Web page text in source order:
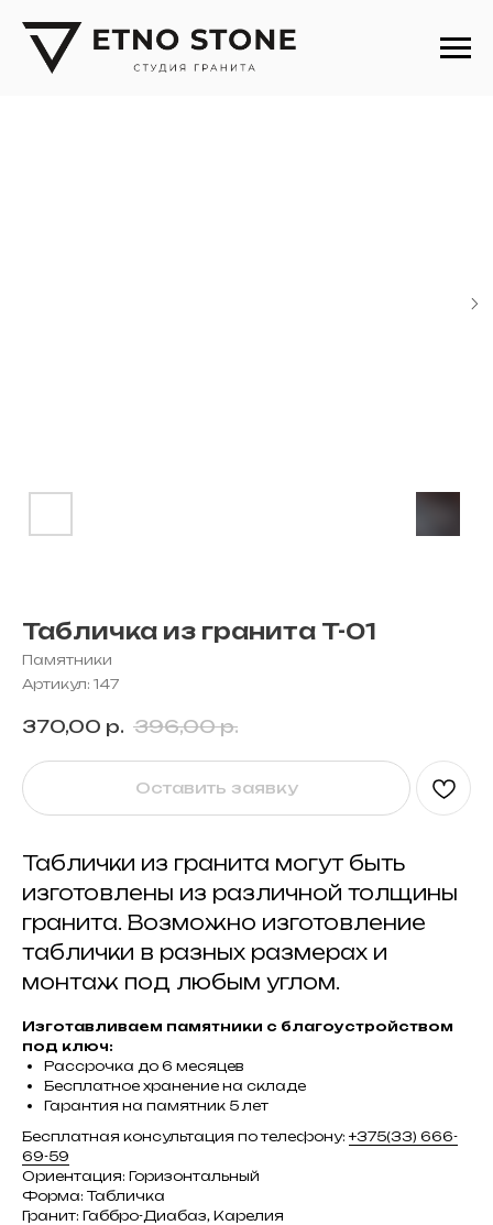
Табличка из гранита T-01
Памятники
Артикул: 147
370,00 р. 396,00 р.
Оставить заявку
Таблички из гранита могут быть
изготовлены из различной толщины
гранита. Возможно изготовление
таблички в разных размерах и
монтаж под любым углом.
Изготавливаем памятники с благоустройством
под ключ:
Рассрочка до 6 месяцев
Бесплатное хранение на складе
Гарантия на памятник 5 лет
Бесплатная консультация по телефону: +375(33) 666-
69-59
Ориентация: Горизонтальный
Форма: Табличка
Гранит: Габбро-Диабаз, Карелия